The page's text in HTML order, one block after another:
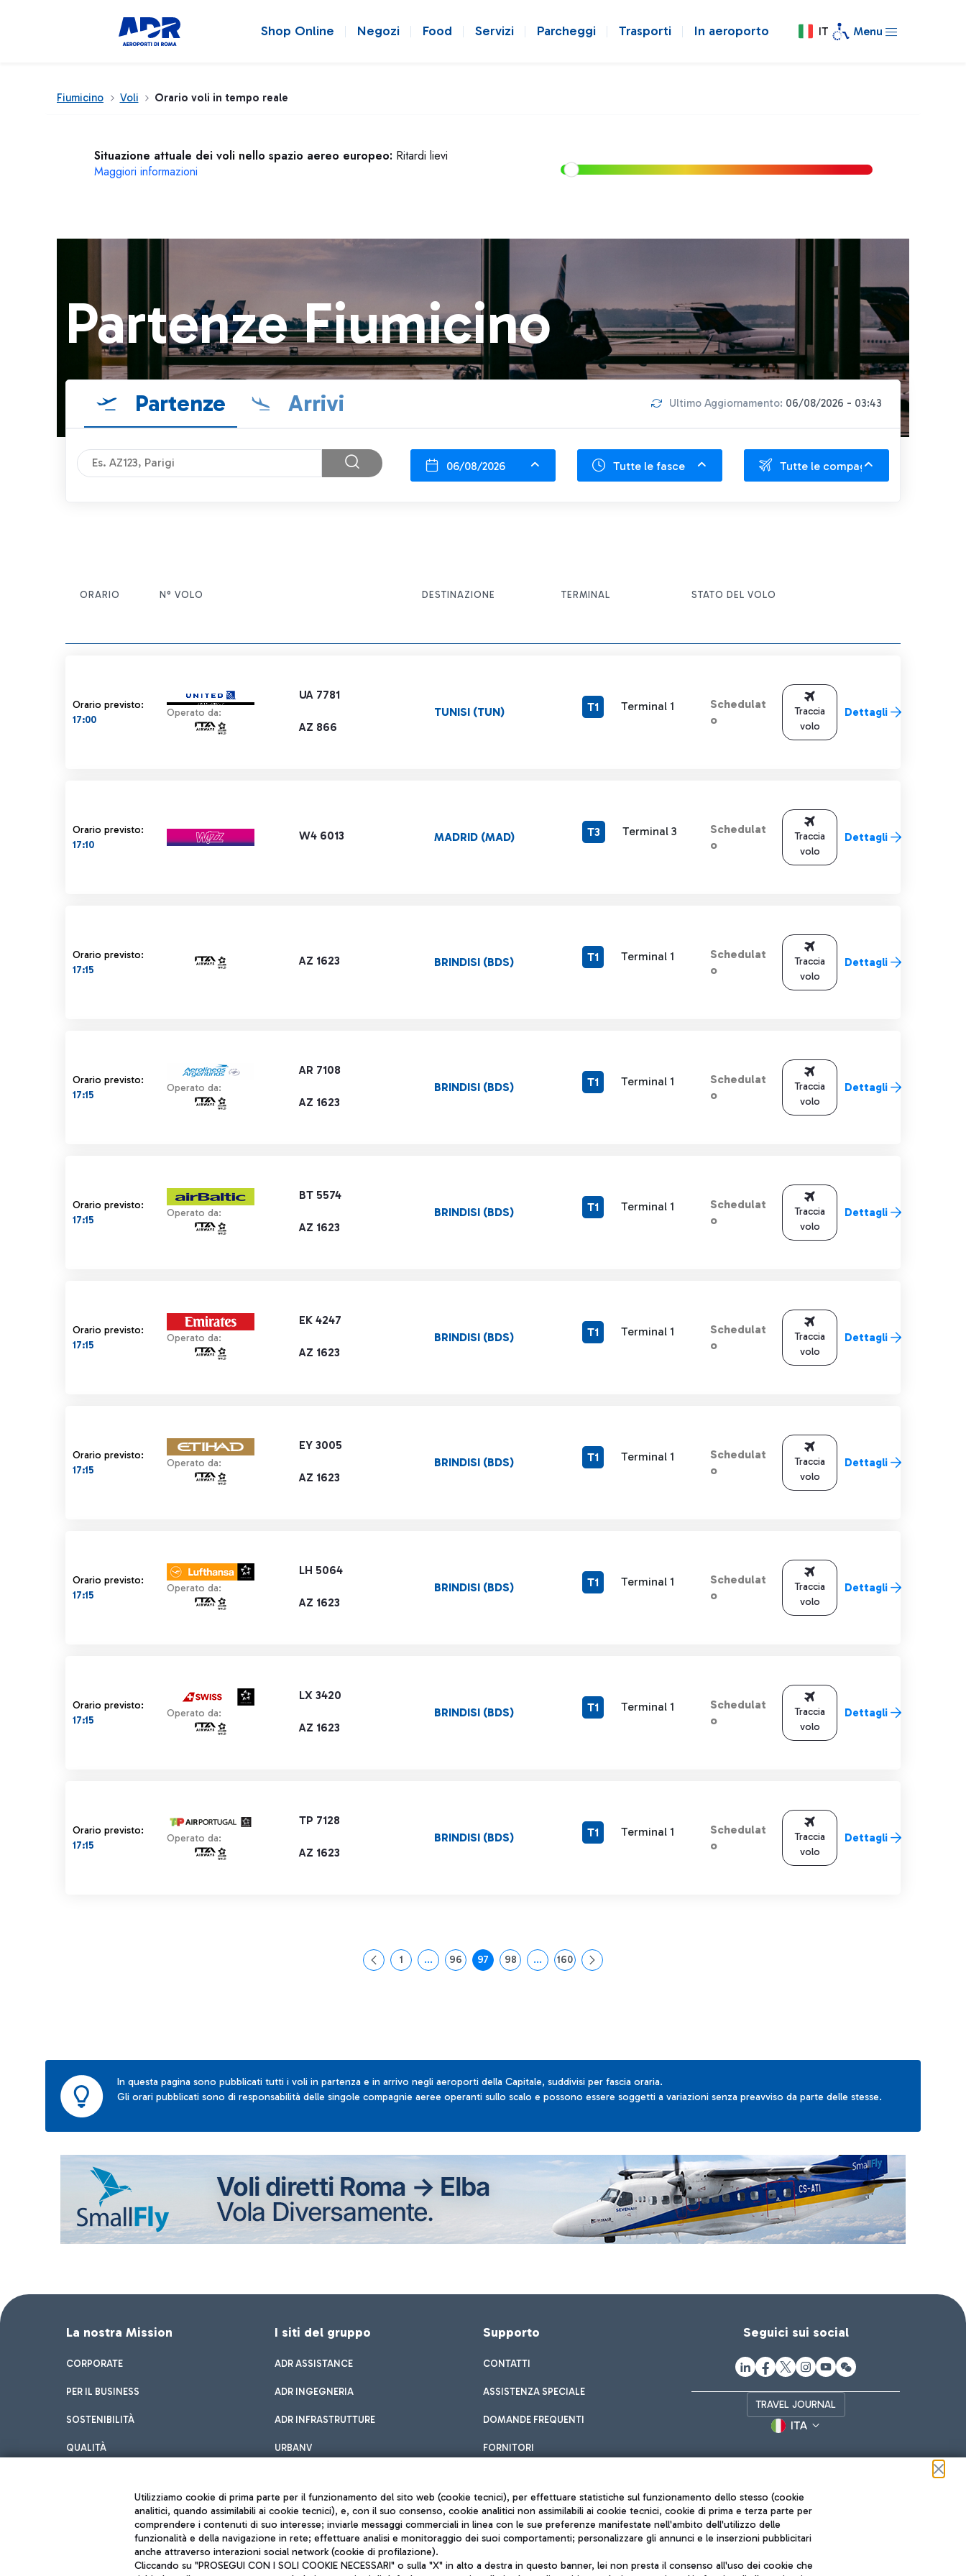
Shop Online Negozi Food Servizi Parcheggi Trasporti In aeroporto IT Menu
Fiumicino Voli Orario voli in tempo reale
Situazione attuale dei voli nello spazio aereo europeo: Ritardi lievi
Maggiori informazioni
Partenze Fiumicino
Partenze Arrivi Ultimo Aggiornamento: 06/08/2026 - 03:43
06/08/2026 Tutte le fasce Tutte le compagnie
ORARIO N° VOLO DESTINAZIONE TERMINAL STATO DEL VOLO
Orario previsto:
17:00
UA 7781
Operato da:
AZ 866
TUNISI (TUN) T1 Terminal 1
Schedulat
o
Traccia
volo
Dettagli
Orario previsto:
17:10
W4 6013 MADRID (MAD) T3 Terminal 3
Schedulat
o
Traccia
volo
Dettagli
Orario previsto:
17:15
AZ 1623 BRINDISI (BDS) T1 Terminal 1
Schedulat
o
Traccia
volo
Dettagli
Orario previsto:
17:15
AR 7108
Operato da:
AZ 1623
BRINDISI (BDS) T1 Terminal 1
Schedulat
o
Traccia
volo
Dettagli
Orario previsto:
17:15
BT 5574
Operato da:
AZ 1623
BRINDISI (BDS) T1 Terminal 1
Schedulat
o
Traccia
volo
Dettagli
Orario previsto:
17:15
EK 4247
Operato da:
AZ 1623
BRINDISI (BDS) T1 Terminal 1
Schedulat
o
Traccia
volo
Dettagli
Orario previsto:
17:15
EY 3005
Operato da:
AZ 1623
BRINDISI (BDS) T1 Terminal 1
Schedulat
o
Traccia
volo
Dettagli
Orario previsto:
17:15
LH 5064
Operato da:
AZ 1623
BRINDISI (BDS) T1 Terminal 1
Schedulat
o
Traccia
volo
Dettagli
Orario previsto:
17:15
LX 3420
Operato da:
AZ 1623
BRINDISI (BDS) T1 Terminal 1
Schedulat
o
Traccia
volo
Dettagli
Orario previsto:
17:15
TP 7128
Operato da:
AZ 1623
BRINDISI (BDS) T1 Terminal 1
Schedulat
o
Traccia
volo
Dettagli
Pagina
1 ...Pagine intermedie Use TAB to navigate.
Pagina
96 Pagina
97 Pagina
98 ...Pagine intermedie Use TAB to navigate.
Pagina
160
In questa pagina sono pubblicati tutti i voli in partenza e in arrivo negli aeroporti della Capitale, suddivisi per fascia oraria.
Gli orari pubblicati sono di responsabilità delle singole compagnie aeree operanti sullo scalo e possono essere soggetti a variazioni senza preavviso da parte delle stesse.
La nostra Mission
CORPORATE
PER IL BUSINESS
SOSTENIBILITÀ
QUALITÀ
I siti del gruppo
ADR ASSISTANCE
ADR INGEGNERIA
ADR INFRASTRUTTURE
URBANV
Supporto
CONTATTI
ASSISTENZA SPECIALE
DOMANDE FREQUENTI
FORNITORI
Seguici sui social
TRAVEL JOURNAL
ITA
Note legali
Roma FCO
Utilizziamo cookie di prima parte per il funzionamento del sito web (cookie tecnici), per effettuare statistiche sul funzionamento dello stesso (cookie
analitici, quando assimilabili ai cookie tecnici), e, con il suo consenso, cookie analitici non assimilabili ai cookie tecnici, cookie di prima e terza parte per
comprendere i contenuti di suo interesse; inviarle messaggi commerciali in linea con le sue preferenze manifestate nell'ambito dell'utilizzo delle
funzionalità e della navigazione in rete; effettuare analisi e monitoraggio dei suoi comportamenti; personalizzare gli annunci e le inserzioni pubblicitari
anche attraverso interazioni social network (cookie di profilazione).
Cliccando su "PROSEGUI CON I SOLI COOKIE NECESSARI" o sulla "X" in alto a destra in questo banner, lei non presta il consenso all'uso dei cookie che